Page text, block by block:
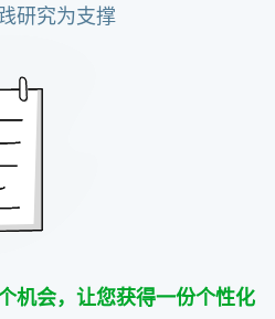
研究为支撑
机会，让您获得一份个性化